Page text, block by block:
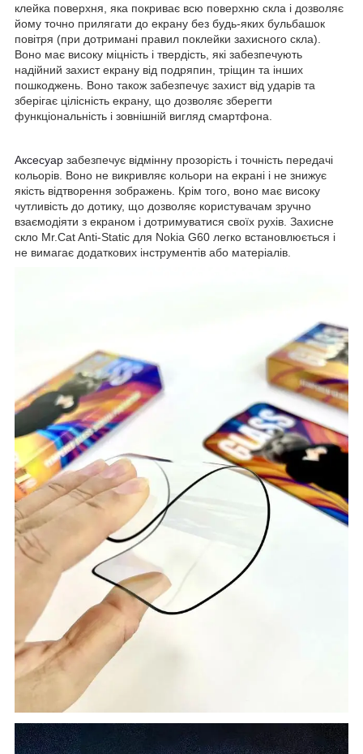
клейка поверхня, яка покриває всю поверхню скла і дозволяє
йому точно прилягати до екрану без будь-яких бульбашок
повітря (при дотримані правил поклейки захисного скла).
Воно має високу міцність і твердість, які забезпечують
надійний захист екрану від подряпин, тріщин та інших
пошкоджень. Воно також забезпечує захист від ударів та
зберігає цілісність екрану, що дозволяє зберегти
функціональність і зовнішній вигляд смартфона.
Аксесуар забезпечує відмінну прозорість і точність передачі
кольорів. Воно не викривляє кольори на екрані і не знижує
якість відтворення зображень. Крім того, воно має високу
чутливість до дотику, що дозволяє користувачам зручно
взаємодіяти з екраном і дотримуватися своїх рухів. Захисне
скло Mr.Cat Anti-Static для Nokia G60 легко встановлюється і
не вимагає додаткових інструментів або матеріалів.